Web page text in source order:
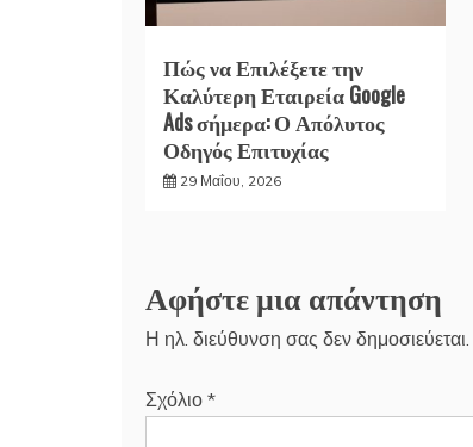
Πώς να Επιλέξετε την
Καλύτερη Εταιρεία Google
Ads σήμερα: Ο Απόλυτος
Οδηγός Επιτυχίας
29 Μαΐου, 2026
Αφήστε μια απάντηση
Η ηλ. διεύθυνση σας δεν δημοσιεύεται.
Σχόλιο *